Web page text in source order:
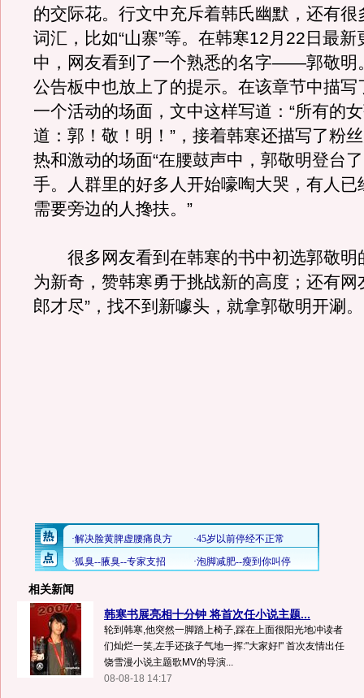
的交际花。行文中充斥着韩氏幽默，还有很
词汇，比如“山寨”等。在韩寒12月22日最新
中，网友看到了一个熟悉的名字——郭敬明
公告板中也放上了的提示。在该章节中描写
一个活动的场面，文中这样写道：“所有的
道：郭！敬！明！”，接着韩寒还描写了粉
热和激动的场面“在腰鼓声中，郭敬明登台
手。人群里的好多人开始嚎啕大哭，有人已
需要旁边的人搀扶。”
很多网友看到在韩寒的书中初选郭敬明
为新奇，赞韩寒勇于挑战新的高度；还有网
郎才尽”，找不到新噱头，就拿郭敬明开涮
相关新闻
韩寒书展亮相十分钟 将首次任小说主题...
轮到韩寒,他突然一脚踏上椅子,踩在上面很阳光地冲读者
们灿烂一笑,左手还孩子气地一挥:"大家好!" 首次友情出任
饶雪漫小说主题歌MV的导演...
08-08-18 14:17